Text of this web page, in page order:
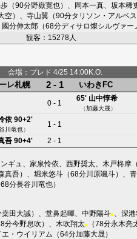
（90分野嶽寛也）、 岡本一真 坂本稀
空）、 寺山翼 （90分タリソン・アルベス
國分伸太郎 （68分ディサロ燦シルヴァー
観客：15278人
会場：プレド 4/25 14:00K.O.
レ札幌 2 - 1 いわきFC
0 - 1
65' 山中惇希
（加藤大晟）
依 90+2'
川竜也）
1 - 1
吾 90+4'
2 - 1
ギュ 家泉怜依 西野奨太 木戸柊摩
真吾）、 堀米悠斗 （68分川原颯斗）、
68分長谷川竜也）
桒田大誠）、 堂鼻起暉 中野陽斗■ 深
分今野息吹 ）、 木吹翔太■ （78分永木亮
エ・ウイリアム （64分加藤大晟）